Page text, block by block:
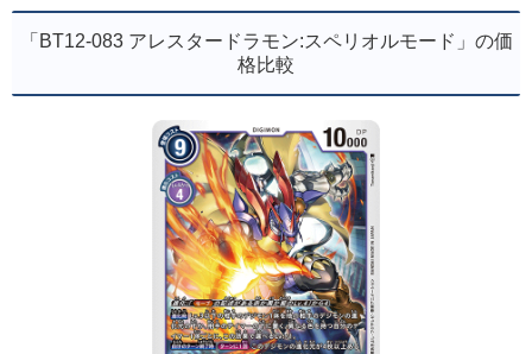
「BT12-083 アレスタードラモン:スペリオルモード」の価
格比較